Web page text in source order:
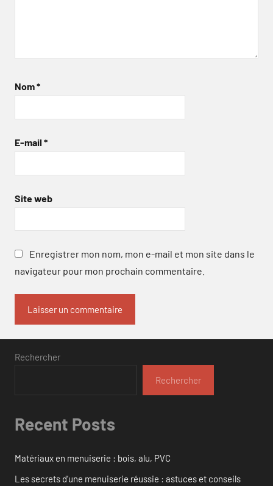
Nom*
E-mail *
Site web
Enregistrer mon nom, mon e-mail et mon site dans le
navigateur pour mon prochain commentaire.
Rechercher
Rechercher
Recent Posts
Matériaux en menuiserie : bois, alu, PVC
Les secrets d’une menuiserie réussie : astuces et conseils